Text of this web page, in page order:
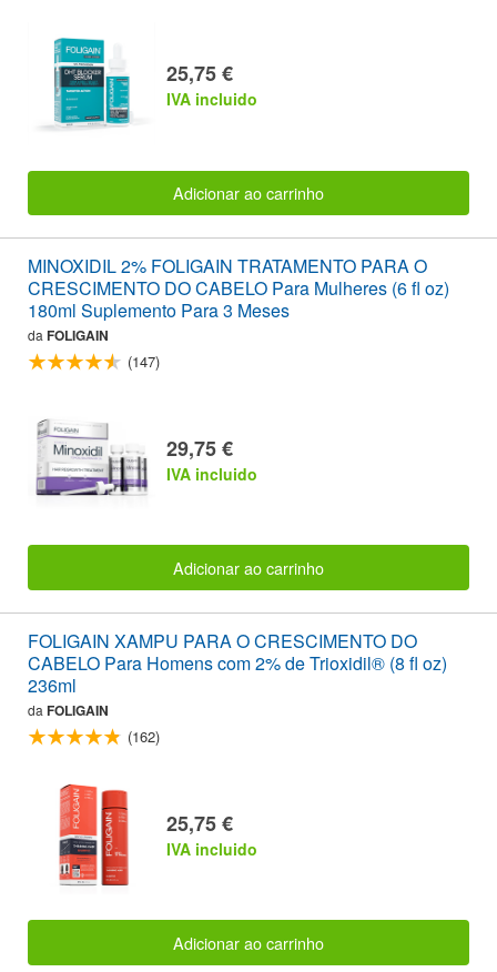
25,75 €
IVA incluido
Adicionar ao carrinho
MINOXIDIL 2% FOLIGAIN TRATAMENTO PARA O
CRESCIMENTO DO CABELO Para Mulheres (6 fl oz)
180ml Suplemento Para 3 Meses
da FOLIGAIN
(147)
29,75 €
IVA incluido
Adicionar ao carrinho
FOLIGAIN XAMPU PARA O CRESCIMENTO DO
CABELO Para Homens com 2% de Trioxidil® (8 fl oz)
236ml
da FOLIGAIN
(162)
25,75 €
IVA incluido
Adicionar ao carrinho